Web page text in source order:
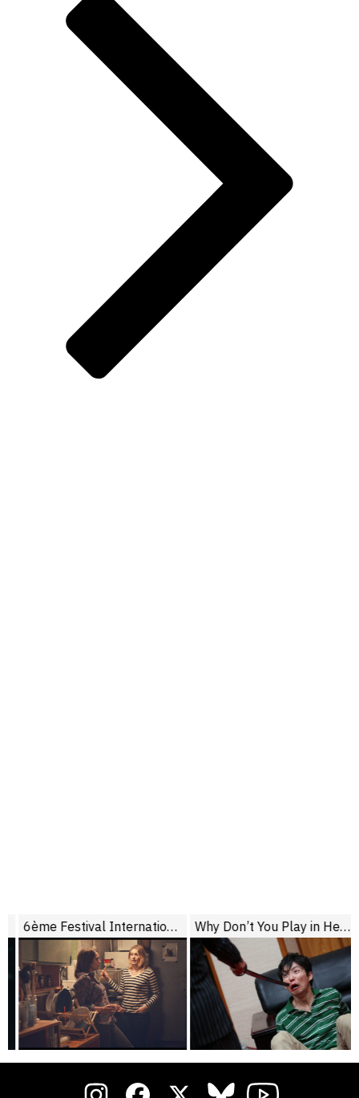
6ème Festival International du Film de La Roche-sur-Yon Why Don’t You Play in Hell ?